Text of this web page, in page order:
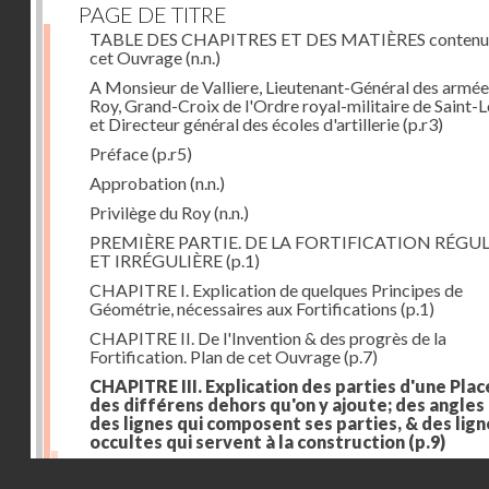
PAGE DE TITRE
TABLE DES CHAPITRES ET DES MATIÈRES
cet Ouvrage(n.n.)
A Monsieur de Valliere, Lieutenant-Général des
Roy, Grand-Croix de l'Ordre royal-militaire de Saint-
et Directeur général des écoles d'artillerie(p.r3)
Préface(p.r5)
Approbation(n.n.)
Privilège du Roy(n.n.)
PREMIÈRE PARTIE. DE LA FORTIFICATION
ET IRRÉGULIÈRE(p.1)
CHAPITRE I. Explication de quelques Principes de
Géométrie, nécessaires aux Fortifications (p.1)
CHAPITRE II. De l'Invention & des progrès de la
Fortification. Plan de cet Ouvrage(p.7)
CHAPITRE III. Explication des parties d'une
des différens dehors qu'on y ajoute; des angles
des lignes qui composent ses parties, & des
occultes qui servent à la construction (p.9)
Des lignes & des angles qui composent les parties